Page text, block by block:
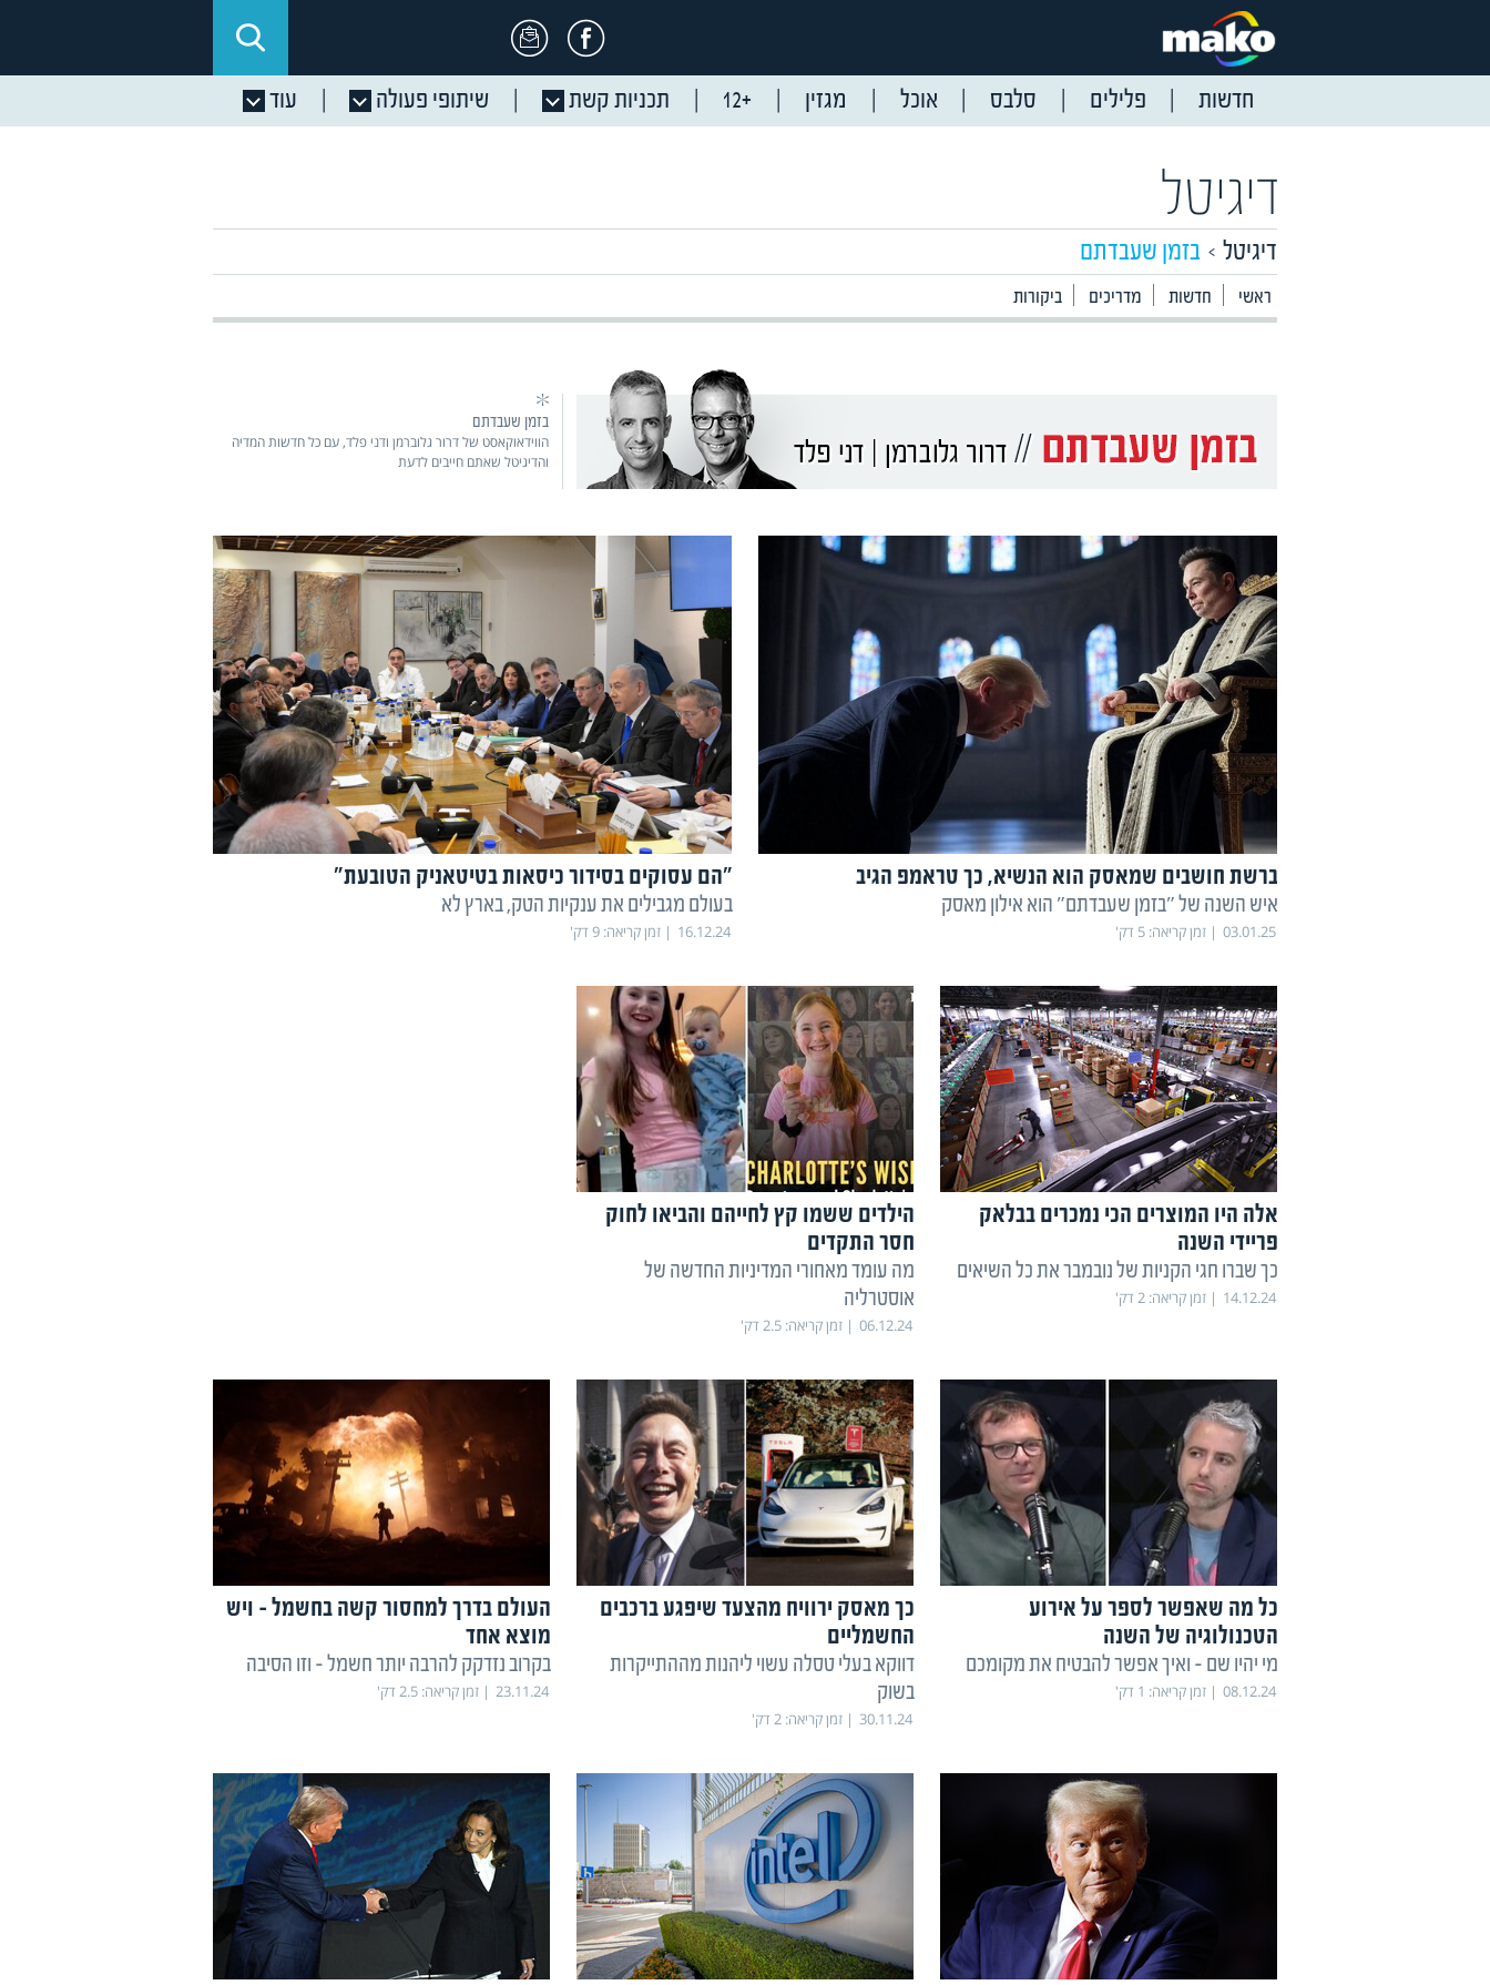
חדשות פלילים סלבס אוכל מגזין +12 תכניות קשת שיתופי פעולה עוד
דיגיטל
דיגיטל בזמן שעבדתם
ראשי חדשות מדריכים ביקורות
בזמן שעבדתם
הווידאוקאסט של דרור גלוברמן ודני פלד, עם כל חדשות המדיה
והדיגיטל שאתם חייבים לדעת
ברשת חושבים שמאסק הוא הנשיא, כך טראמפ הגיב
איש השנה של "בזמן שעבדתם" הוא אילון מאסק
03.01.25 זמן קריאה:5 דק'
"הם עסוקים בסידור כיסאות בטיטאניק הטובעת"
בעולם מגבילים את ענקיות הטק, בארץ לא
16.12.24 זמן קריאה:9 דק'
אלה היו המוצרים הכי נמכרים בבלאק
פריידי השנה
כך שברו חגי הקניות של נובמבר את כל השיאים
14.12.24 זמן קריאה:2 דק'
הילדים ששמו קץ לחייהם והביאו לחוק
חסר התקדים
מה עומד מאחורי המדיניות החדשה של
אוסטרליה
06.12.24 זמן קריאה:2.5 דק'
כל מה שאפשר לספר על אירוע
הטכנולוגיה של השנה
מי יהיו שם - ואיך אפשר להבטיח את מקומכם
08.12.24 זמן קריאה: 1 דק'
כך מאסק ירוויח מהצעד שיפגע ברכבים
החשמליים
דווקא בעלי טסלה עשוי ליהנות מההתייקרות
בשוק
30.11.24 זמן קריאה:2 דק'
העולם בדרך למחסור קשה בחשמל - ויש
מוצא אחד
בקרוב נזדקק להרבה יותר חשמל - וזו הסיבה
23.11.24 זמן קריאה:2.5 דק'